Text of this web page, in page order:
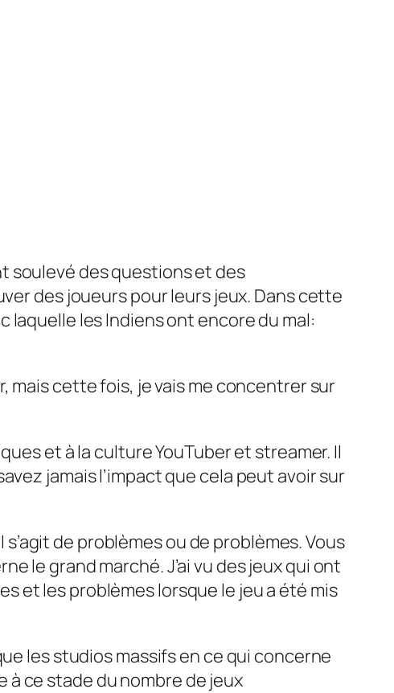
soulevé des questions et des
des joueurs pour leurs jeux. Dans cette
laquelle les Indiens ont encore du mal:
mais cette fois, je vais me concentrer sur
et à la culture YouTuber et streamer. Il
jamais l’impact que cela peut avoir sur
de problèmes ou de problèmes. Vous
le grand marché. J’ai vu des jeux qui ont
et les problèmes lorsque le jeu a été mis
les studios massifs en ce qui concerne
à ce stade du nombre de jeux